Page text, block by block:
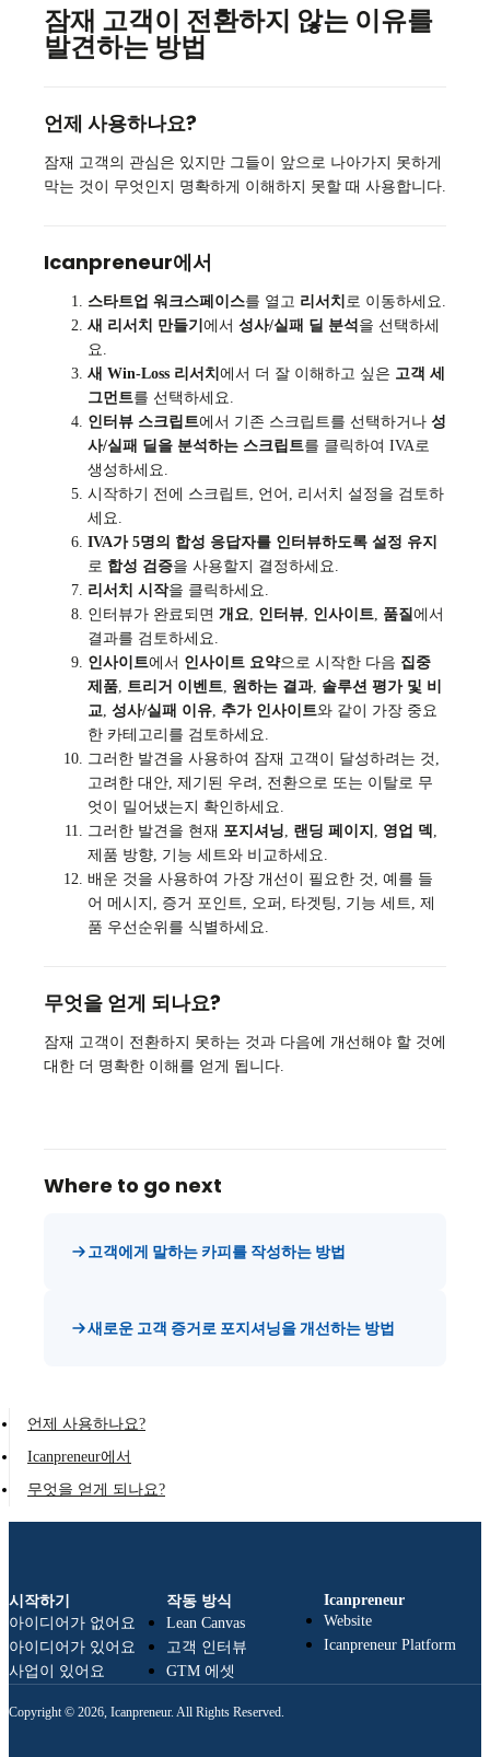
잠재 고객이 전환하지 않는 이유를
발견하는 방법
언제 사용하나요?
잠재 고객의 관심은 있지만 그들이 앞으로 나아가지 못하게
막는 것이 무엇인지 명확하게 이해하지 못할 때 사용합니다.
Icanpreneur에서
스타트업 워크스페이스를 열고 리서치 로 이동하세요.
새 리서치 만들기 에서 성사/실패 딜 분석 을 선택하세
요.
새 Win-Loss 리서치 에서 더 잘 이해하고 싶은 고객 세
그먼트를 선택하세요.
인터뷰 스크립트에서 기존 스크립트를 선택하거나 성
사/실패 딜을 분석하는 스크립트를 클릭하여 IVA로
생성하세요.
시작하기 전에 스크립트, 언어, 리서치 설정을 검토하
세요.
IVA가 5명의 합성 응답자를 인터뷰하도록 설정 유지
로 합성 검증을 사용할지 결정하세요.
리서치 시작을 클릭하세요.
인터뷰가 완료되면 개요 인터뷰 인사이트 품질 에서
결과를 검토하세요.
인사이트에서 인사이트 요약으로 시작한 다음 집중
제품 트리거 이벤트 원하는 결과, 솔루션 평가 및 비
교 성사/실패 이유 추가 인사이트와 같이 가장 중요
한 카테고리를 검토하세요.
그러한 발견을 사용하여 잠재 고객이 달성하려는 것,
고려한 대안, 제기된 우려, 전환으로 또는 이탈로 무
엇이 밀어냈는지 확인하세요.
그러한 발견을 현재 포지셔닝 랜딩 페이지 영업 덱
제품 방향, 기능 세트와 비교하세요.
배운 것을 사용하여 가장 개선이 필요한 것, 예를 들
어 메시지, 증거 포인트, 오퍼, 타겟팅, 기능 세트, 제
품 우선순위를 식별하세요.
무엇을 얻게 되나요?
잠재 고객이 전환하지 못하는 것과 다음에 개선해야 할 것에
대한 더 명확한 이해를 얻게 됩니다.
Where to go next
고객에게 말하는 카피를 작성하는 방법
새로운 고객 증거로 포지셔닝을 개선하는 방법
언제 사용하나요?
Icanpreneur에서
무엇을 얻게 되나요?
시작하기
아이디어가 없어요
아이디어가 있어요
사업이 있어요
작동 방식
Lean Canvas
고객 인터뷰
GTM 에셋
Icanpreneur
Website
Icanpreneur Platform
Copyright © 2026, Icanpreneur. All Rights Reserved.